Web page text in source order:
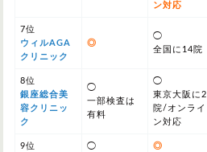
ン対応
7位
ウィルAGA
クリニック
◎
◯
全国に14院
8位
銀座総合美
容クリニッ
ク
◯
一部検査は
有料
◯
東京大阪に2
院/オンライ
ン対応
9位
◯
◎